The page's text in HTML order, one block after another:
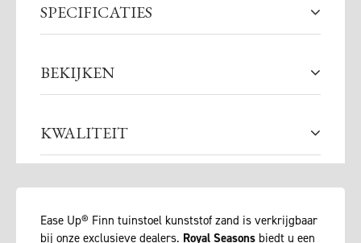
SPECIFICATIES
BEKIJKEN
KWALITEIT
Ease Up® Finn tuinstoel kunststof zand is verkrijgbaar
bij onze exclusieve dealers. Royal Seasons biedt u een